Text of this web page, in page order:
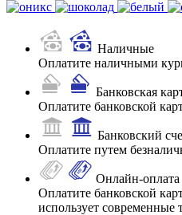
Наличные
Оплатите наличными
Банковская
Оплатите банковской
Банковский
Оплатите путем
Онлайн-оплата
Оплатите банковской
использует современные